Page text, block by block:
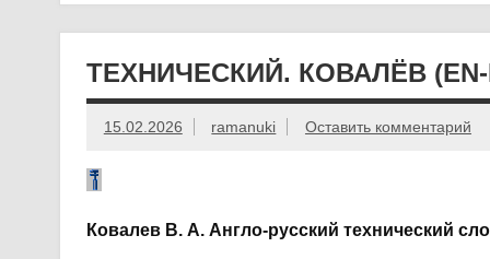
ТЕХНИЧЕСКИЙ. КОВАЛЁВ (EN-
15.02.2026 ramanuki Оставить комментарий
Ковалев В. А. Англо-русский технический